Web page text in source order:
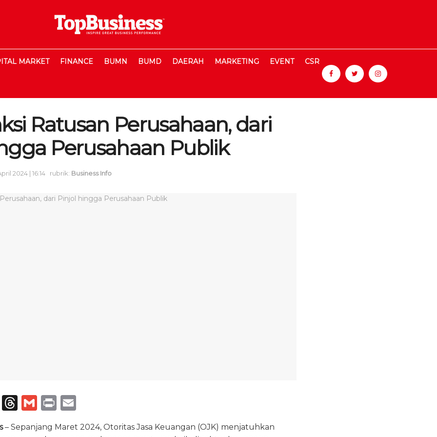
MARKET FINANCE BUMN BUMD DAERAH MARKETING EVENT CSR
Ratusan Perusahaan, dari
Perusahaan Publik
2024 | 16:14 rubrik: Business Info
T
T
G P
– Sepanjang Maret 2024, Otoritas Jasa Keuangan (OJK) menjatuhkan